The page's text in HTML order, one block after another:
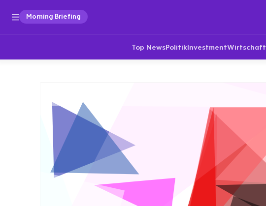
Morning Briefing
Top NewsPolitikInvestmentWirtschaft